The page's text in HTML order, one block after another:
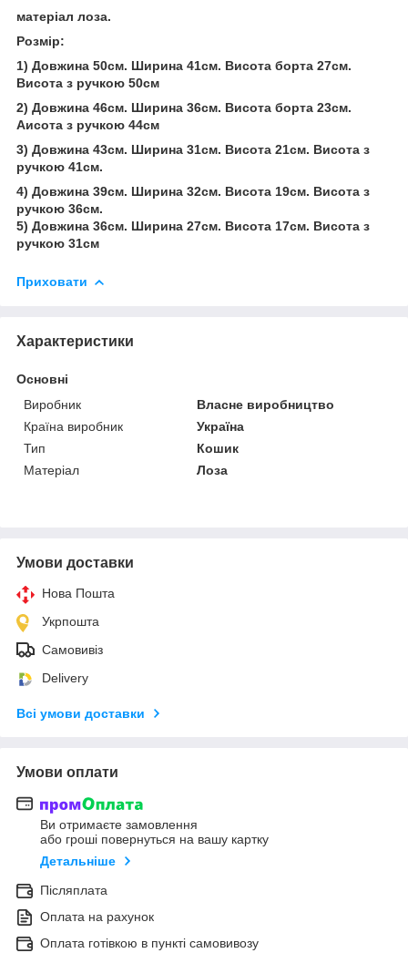
матеріал лоза.
Розмір:
1) Довжина 50см. Ширина 41см. Висота борта 27см.
Висота з ручкою 50см
2) Довжина 46см. Ширина 36см. Висота борта 23см.
Аисота з ручкою 44см
3) Довжина 43см. Ширина 31см. Висота 21см. Висота з
ручкою 41см.
4) Довжина 39см. Ширина 32см. Висота 19см. Висота з
ручкою 36см.
5) Довжина 36см. Ширина 27см. Висота 17см. Висота з
ручкою 31см
Приховати
Характеристики
Основні
Виробник
Власне виробництво
Країна виробник
Україна
Тип
Кошик
Матеріал
Лоза
Умови доставки
Нова Пошта
Укрпошта
Самовивіз
Delivery
Всі умови доставки
Умови оплати
Ви отримаєте замовлення
або гроші повернуться на вашу картку
Детальніше
Післяплата
Оплата на рахунок
Оплата готівкою в пункті самовивозу